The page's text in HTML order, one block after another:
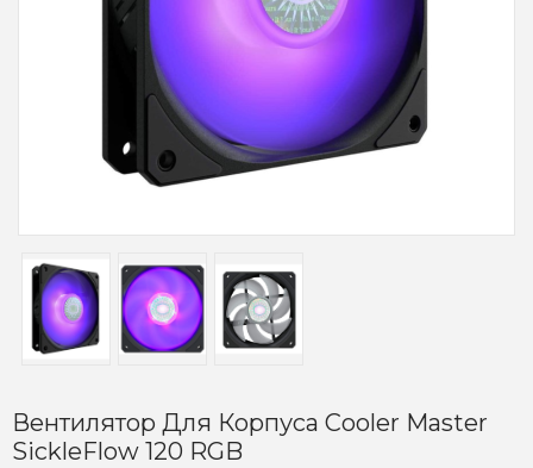
Вентилятор Для Корпуса Cooler Master
SickleFlow 120 RGB